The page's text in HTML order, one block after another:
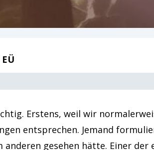
Erstens, weil wir
entsprechen. Jemand
gesehen hätte. Einer der